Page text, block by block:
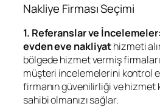
Nakliye Firması Seçimi
1. Referanslar ve İncelemeler:
evden eve nakliyathizmeti
bölgede hizmet vermiş
müşteri incelemelerini kontrol
firmanın güvenilirliği ve hizmet
sahibi olmanızı sağlar.